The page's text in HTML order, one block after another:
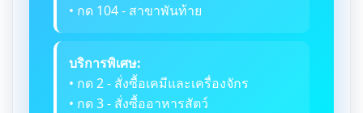
• กด 104 - สาขาพันท้าย
บริการพิเศษ:
• กด 2 - สั่งซื้อเคมีและเครื่องจักร
• กด 3 - สั่งซื้ออาหารสัตว์